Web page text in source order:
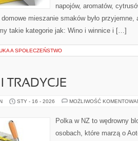
napojów, aromatów,
mieszanie smaków było przyjemne,
takie kategorie jak: Wino i winnice i […]
A SPOŁECZEŃSTWO
TRADYCJE
STY - 16 - 2026 MOŻLIWOŚĆ
Polka w NZ to wędrowny
osobach, które marzą o